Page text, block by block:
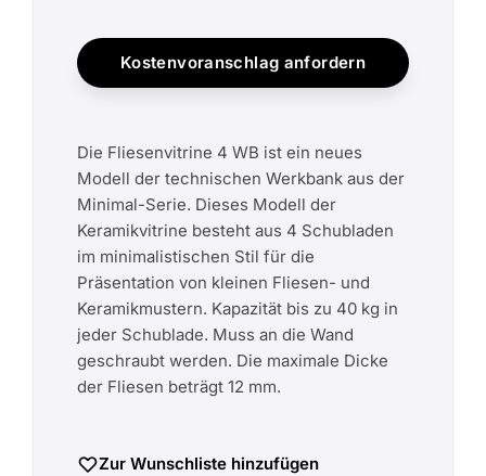
Kostenvoranschlag anfordern
Die Fliesenvitrine 4 WB ist ein neues
Modell der technischen Werkbank aus der
Minimal-Serie. Dieses Modell der
Keramikvitrine besteht aus 4 Schubladen
im minimalistischen Stil für die
Präsentation von kleinen Fliesen- und
Keramikmustern. Kapazität bis zu 40 kg in
jeder Schublade. Muss an die Wand
geschraubt werden. Die maximale Dicke
der Fliesen beträgt 12 mm.
Zur Wunschliste hinzufügen